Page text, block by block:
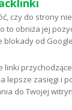
czy do strony
to obniża jej
blokady od
linki
lepsze zasięgi i
do Twojej